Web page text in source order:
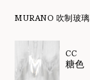
MURANO 吹制玻璃
CC
糖色